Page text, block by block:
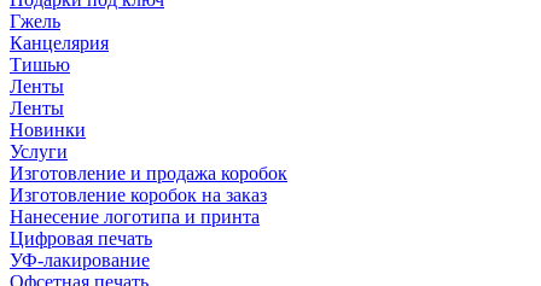
Гжель
Канцелярия
Тишью
Ленты
Ленты
Новинки
Услуги
Изготовление и продажа коробок
Изготовление коробок на заказ
Нанесение логотипа и принта
Цифровая печать
УФ-лакирование
Офсетная печать